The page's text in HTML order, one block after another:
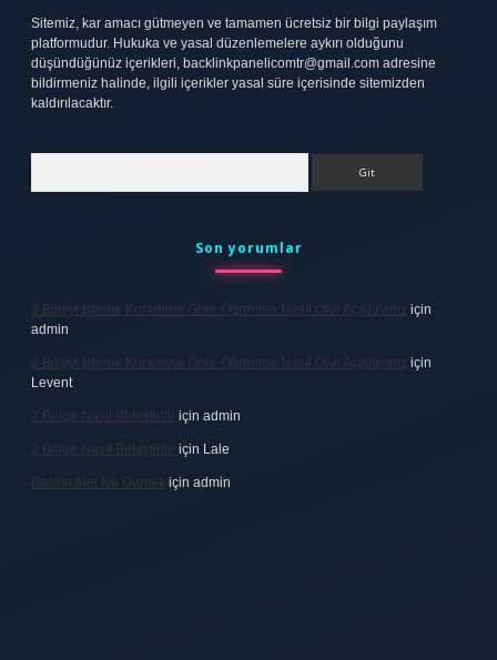
Sitemiz, kar amacı gütmeyen ve tamamen ücretsiz bir bilgi paylaşım
platformudur. Hukuka ve yasal düzenlemelere aykırı olduğunu
düşündüğünüz içerikleri, backlinkpanelicomtr@gmail.com adresine
bildirmeniz halinde, ilgili içerikler yasal süre içerisinde sitemizden
kaldırılacaktır.
Son yorumlar
3 Bilgiyi Işleme Kuramına Göre Öğrenme Nasıl Olur Açıklayınız için
admin
3 Bilgiyi Işleme Kuramına Göre Öğrenme Nasıl Olur Açıklayınız için
Levent
2 Belge Nasıl Birleştirilir için admin
2 Belge Nasıl Birleştirilir için Lale
Baskın Alel Ne Demek için admin